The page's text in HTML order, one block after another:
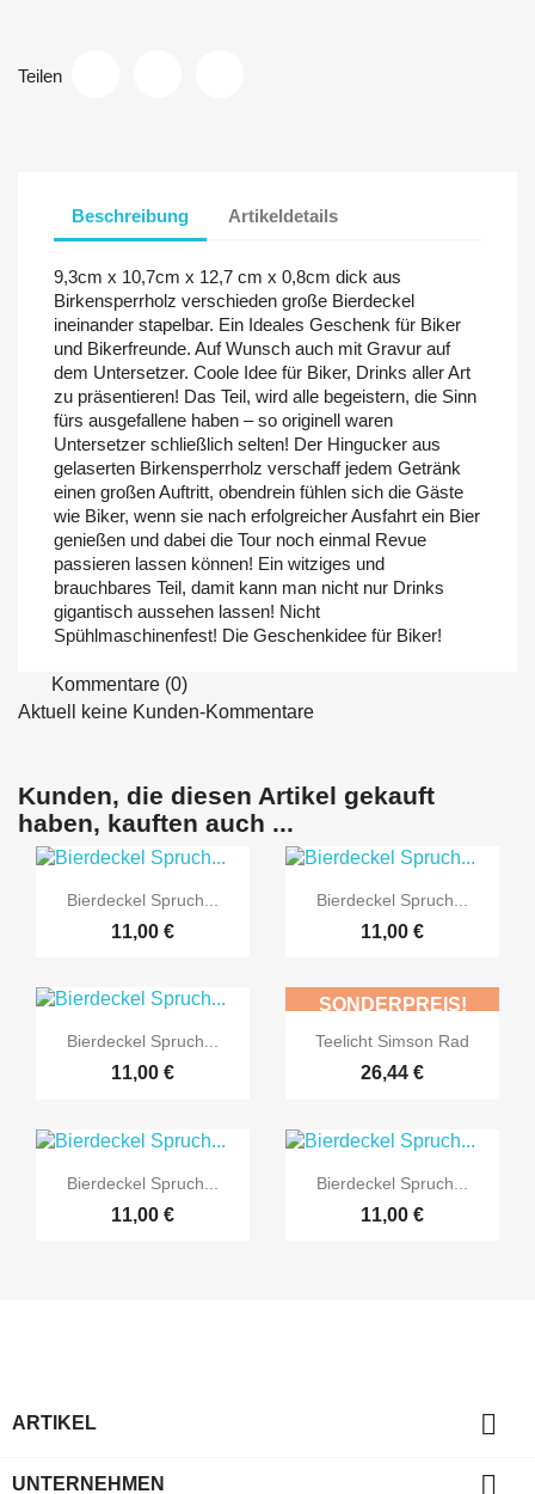
Teilen
Beschreibung Artikeldetails
9,3cm x 10,7cm x 12,7 cm x 0,8cm dick aus
Birkensperrholz verschieden große Bierdeckel
ineinander stapelbar. Ein Ideales Geschenk für Biker
und Bikerfreunde. Auf Wunsch auch mit Gravur auf
dem Untersetzer. Coole Idee für Biker, Drinks aller Art
zu präsentieren! Das Teil, wird alle begeistern, die Sinn
fürs ausgefallene haben – so originell waren
Untersetzer schließlich selten! Der Hingucker aus
gelaserten Birkensperrholz verschaff jedem Getränk
einen großen Auftritt, obendrein fühlen sich die Gäste
wie Biker, wenn sie nach erfolgreicher Ausfahrt ein Bier
genießen und dabei die Tour noch einmal Revue
passieren lassen können! Ein witziges und
brauchbares Teil, damit kann man nicht nur Drinks
gigantisch aussehen lassen! Nicht
Spühlmaschinenfest! Die Geschenkidee für Biker!
Kommentare (0)
Aktuell keine Kunden-Kommentare
Kunden, die diesen Artikel gekauft
haben, kauften auch ...
 Vorschau
Bierdeckel Spruch...
11,00 €
 Vorschau
Bierdeckel Spruch...
11,00 €
 Vorschau
Bierdeckel Spruch...
11,00 €
 Vorschau
Teelicht Simson Rad
26,44 €
SONDERPREIS!
 Vorschau
Bierdeckel Spruch...
11,00 €
 Vorschau
Bierdeckel Spruch...
11,00 €
ARTIKEL 
UNTERNEHMEN 